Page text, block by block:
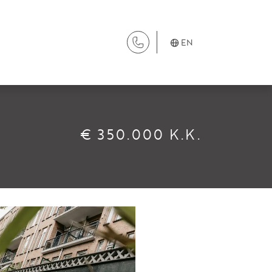
EN
€ 350.000 K.K.
Property Management
Letting
Selling